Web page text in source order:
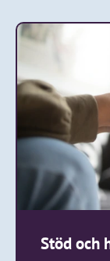
Stöd och